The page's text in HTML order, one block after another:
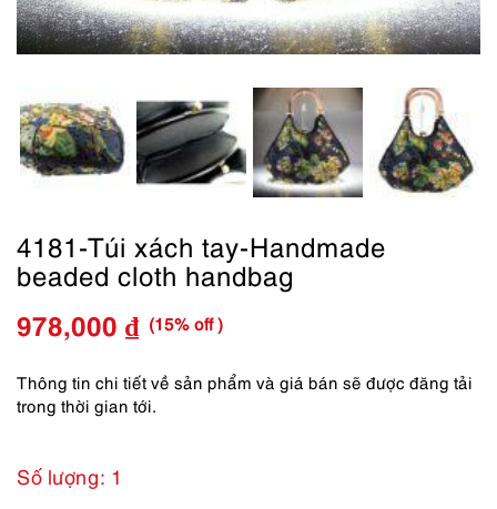
4181-Túi xách tay-Handmade
beaded cloth handbag
Giá
gốc
là:
978,000 ₫
Giá
hiện
tại
(15% off )
Thông tin chi tiết về sản phẩm và giá bán sẽ được đăng tải
trong thời gian tới.
Số lượng: 1